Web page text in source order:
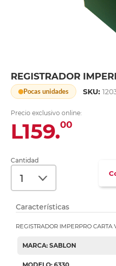
REGISTRADOR
Pocas unidades SKU:
Precio exclusivo online:
L159.00
Cantidad
Características
REGISTRADOR IMPERPRO CARTA
MARCA: SABLON